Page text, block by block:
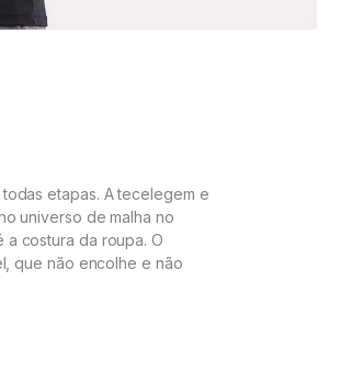
etapas. A tecelegem e
universo de malha no
costura da roupa. O
que não encolhe e não